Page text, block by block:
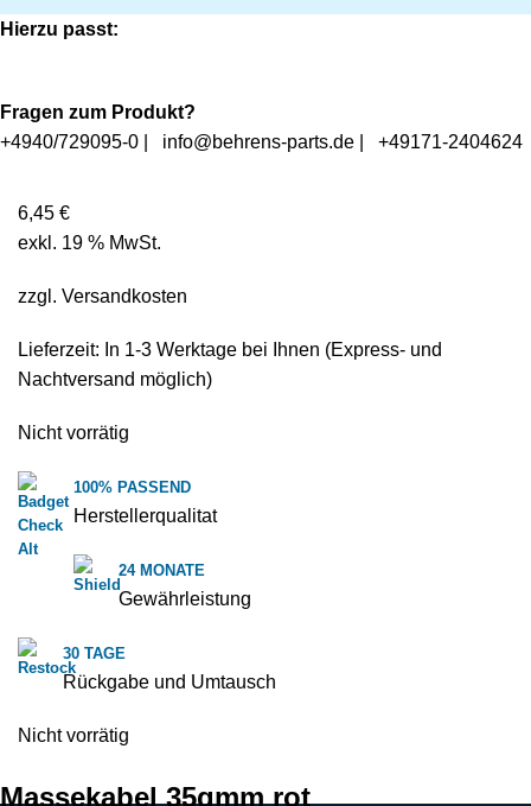
Hierzu passt:
Fragen zum Produkt?
+4940/729095-0
info@behrens-parts.de +49171-2404624
6,45 €
exkl. 19 % MwSt.
zzgl. Versandkosten
Lieferzeit: In 1-3 Werktage bei Ihnen (Express- und
Nachtversand möglich)
Nicht vorrätig
100% PASSEND
Herstellerqualitat
24 MONATE
Gewährleistung
30 TAGE
Rückgabe und Umtausch
Nicht vorrätig
Massekabel 35qmm rot